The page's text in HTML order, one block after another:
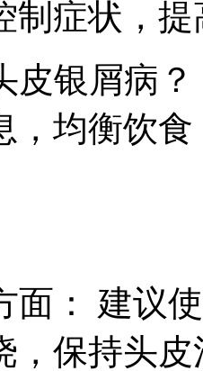
制症状，
皮银屑病
，均衡饮
面： 建议
，保持头